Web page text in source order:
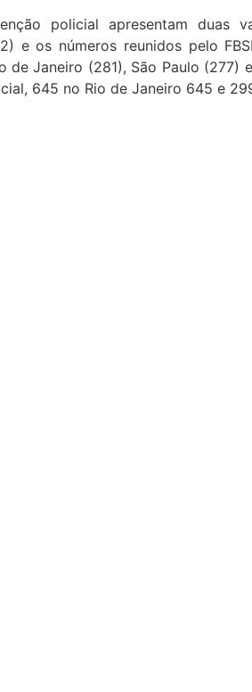
policial apresentam duas
e os números reunidos pelo
Janeiro (281), São Paulo (277)
645 no Rio de Janeiro 645 e